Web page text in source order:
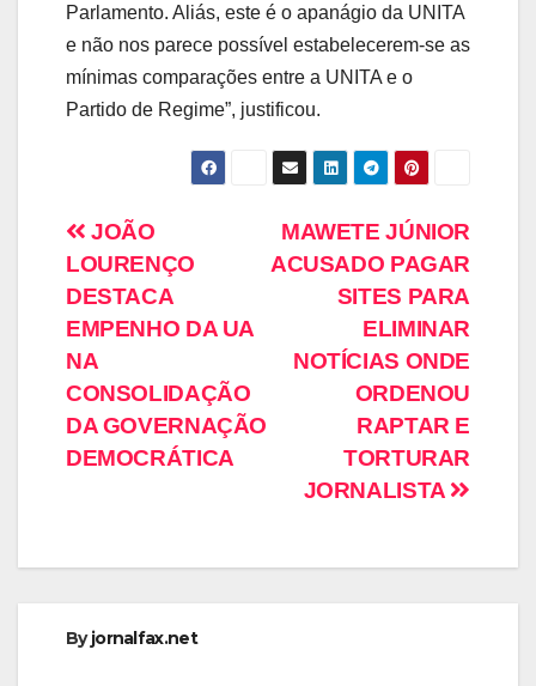
Parlamento. Aliás, este é o apanágio da UNITA
e não nos parece possível estabelecerem-se as
mínimas comparações entre a UNITA e o
Partido de Regime”, justificou.
MAWETE JÚNIOR
ACUSADO PAGAR
SITES PARA
ELIMINAR
NOTÍCIAS ONDE
ORDENOU
RAPTAR E
TORTURAR
JORNALISTA
JOÃO
LOURENÇO
DESTACA
EMPENHO DA UA
NA
CONSOLIDAÇÃO
DA GOVERNAÇÃO
DEMOCRÁTICA
Byjornalfax.net